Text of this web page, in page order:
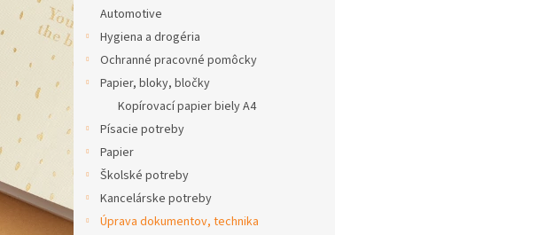
Automotive
Hygiena a drogéria
Ochranné pracovné pomôcky
Papier, bloky, bločky
Kopírovací papier biely A4
Písacie potreby
Papier
Školské potreby
Kancelárske potreby
Úprava dokumentov, technika